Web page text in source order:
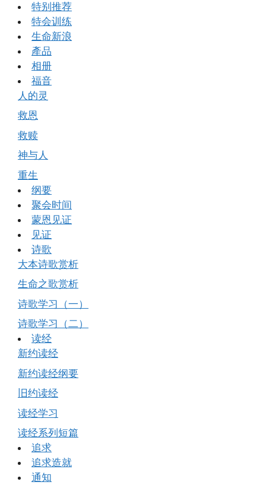
特别推荐
特会训练
生命新浪
產品
相册
福音
人的灵
救恩
救赎
神与人
重生
纲要
聚会时间
蒙恩见证
见证
诗歌
大本诗歌赏析
生命之歌赏析
诗歌学习（一）
诗歌学习（二）
读经
新约读经
新约读经纲要
旧约读经
读经学习
读经系列短篇
追求
追求造就
通知